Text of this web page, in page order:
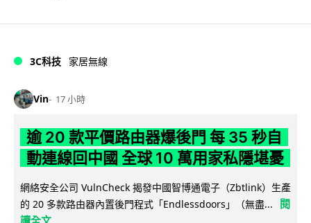
3C科技 家居無線
Vin 17 小時
逾 20 款平價路由器爆後門 每 35 秒自
動連線回中國 全球 10 萬用家私隱堪憂
網絡安全公司 VulnCheck 揭發中國智博通電子（Zbtlink）生產
的 20 多款路由器內置後門程式「Endlessdoors」（無盡...
閱
讀全文